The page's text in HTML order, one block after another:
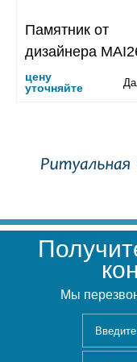
Памятник от
дизайнера
цену
уточняйте
Мы